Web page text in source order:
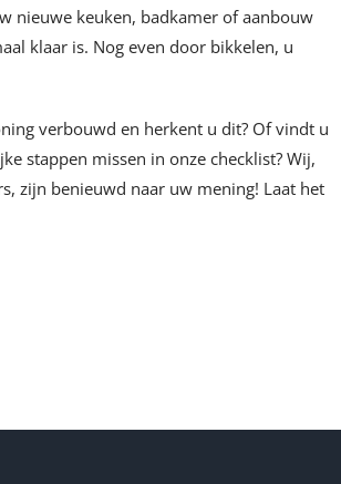
nieuwe keuken, badkamer of aanbouw
klaar is. Nog even door bikkelen, u
verbouwd en herkent u dit? Of vindt u
stappen missen in onze checklist? Wij,
zijn benieuwd naar uw mening! Laat het